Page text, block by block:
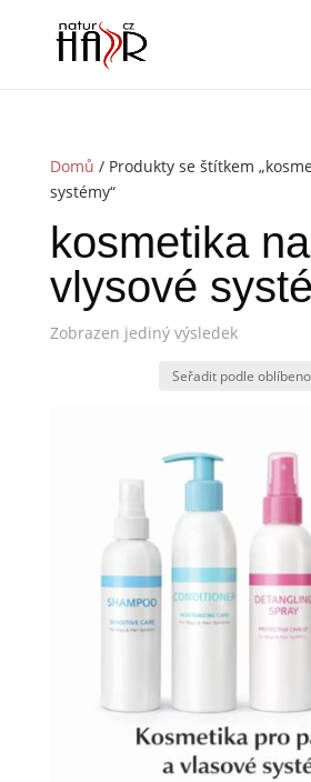
Domů / Produkty se štítkem
systémy“
kosmetika na
vlysové
Zobrazen jediný výsledek